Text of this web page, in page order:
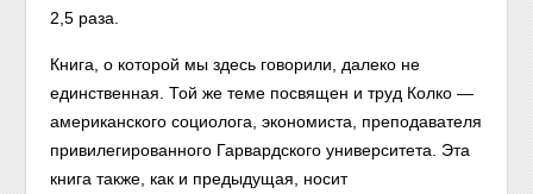
2,5 раза.
Книга, о которой мы здесь говорили, далеко не
единственная. Той же теме посвящен и труд Колко —
американского социолога, экономиста, преподавателя
привилегированного Гарвардского университета. Эта
книга также, как и предыдущая, носит